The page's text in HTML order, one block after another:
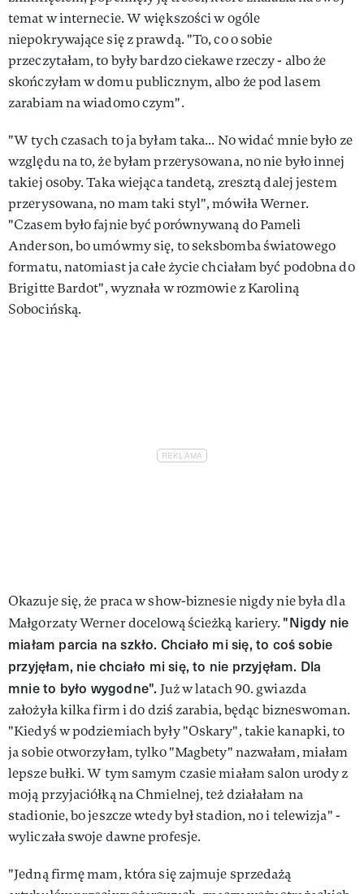
temat w internecie. W większości w ogóle
niepokrywające się z prawdą. "To, co o sobie
przeczytałam, to były bardzo ciekawe rzeczy - albo że
skończyłam w domu publicznym, albo że pod lasem
zarabiam na wiadomo czym".
"W tych czasach to ja byłam taka... No widać mnie było ze
względu na to, że byłam przerysowana, no nie było innej
takiej osoby. Taka wiejąca tandetą, zresztą dalej jestem
przerysowana, no mam taki styl", mówiła Werner.
"Czasem było fajnie być porównywaną do Pameli
Anderson, bo umówmy się, to seksbomba światowego
formatu, natomiast ja całe życie chciałam być podobna do
Brigitte Bardot", wyznała w rozmowie z Karoliną
Sobocińską.
Okazuje się, że praca w show-biznesie nigdy nie była dla
Małgorzaty Werner docelową ścieżką kariery. "Nigdy nie
miałam parcia na szkło. Chciało mi się, to coś sobie
przyjęłam, nie chciało mi się, to nie przyjęłam. Dla
mnie to było wygodne". Już w latach 90. gwiazda
założyła kilka firm i do dziś zarabia, będąc bizneswoman.
"Kiedyś w podziemiach były "Oskary", takie kanapki, to
ja sobie otworzyłam, tylko "Magbety" nazwałam, miałam
lepsze bułki. W tym samym czasie miałam salon urody z
moją przyjaciółką na Chmielnej, też działałam na
stadionie, bo jeszcze wtedy był stadion, no i telewizja" -
wyliczała swoje dawne profesje.
"Jedną firmę mam, która się zajmuje sprzedażą